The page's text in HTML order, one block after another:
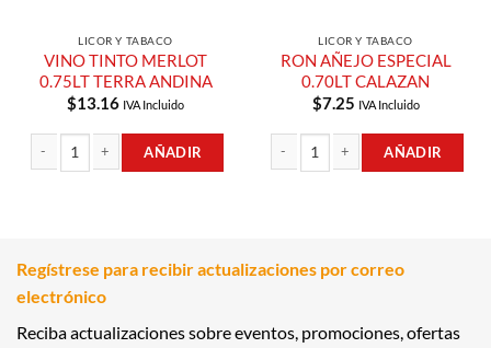
LICOR Y TABACO
VINO TINTO MERLOT
0.75LT TERRA ANDINA
$13.16 IVA Incluido
AÑADIR
LICOR Y TABACO
RON AÑEJO ESPECIAL
0.70LT CALAZAN
$7.25 IVA Incluido
AÑADIR
Regístrese para recibir actualizaciones por correo
electrónico
Reciba actualizaciones sobre eventos, promociones, ofertas